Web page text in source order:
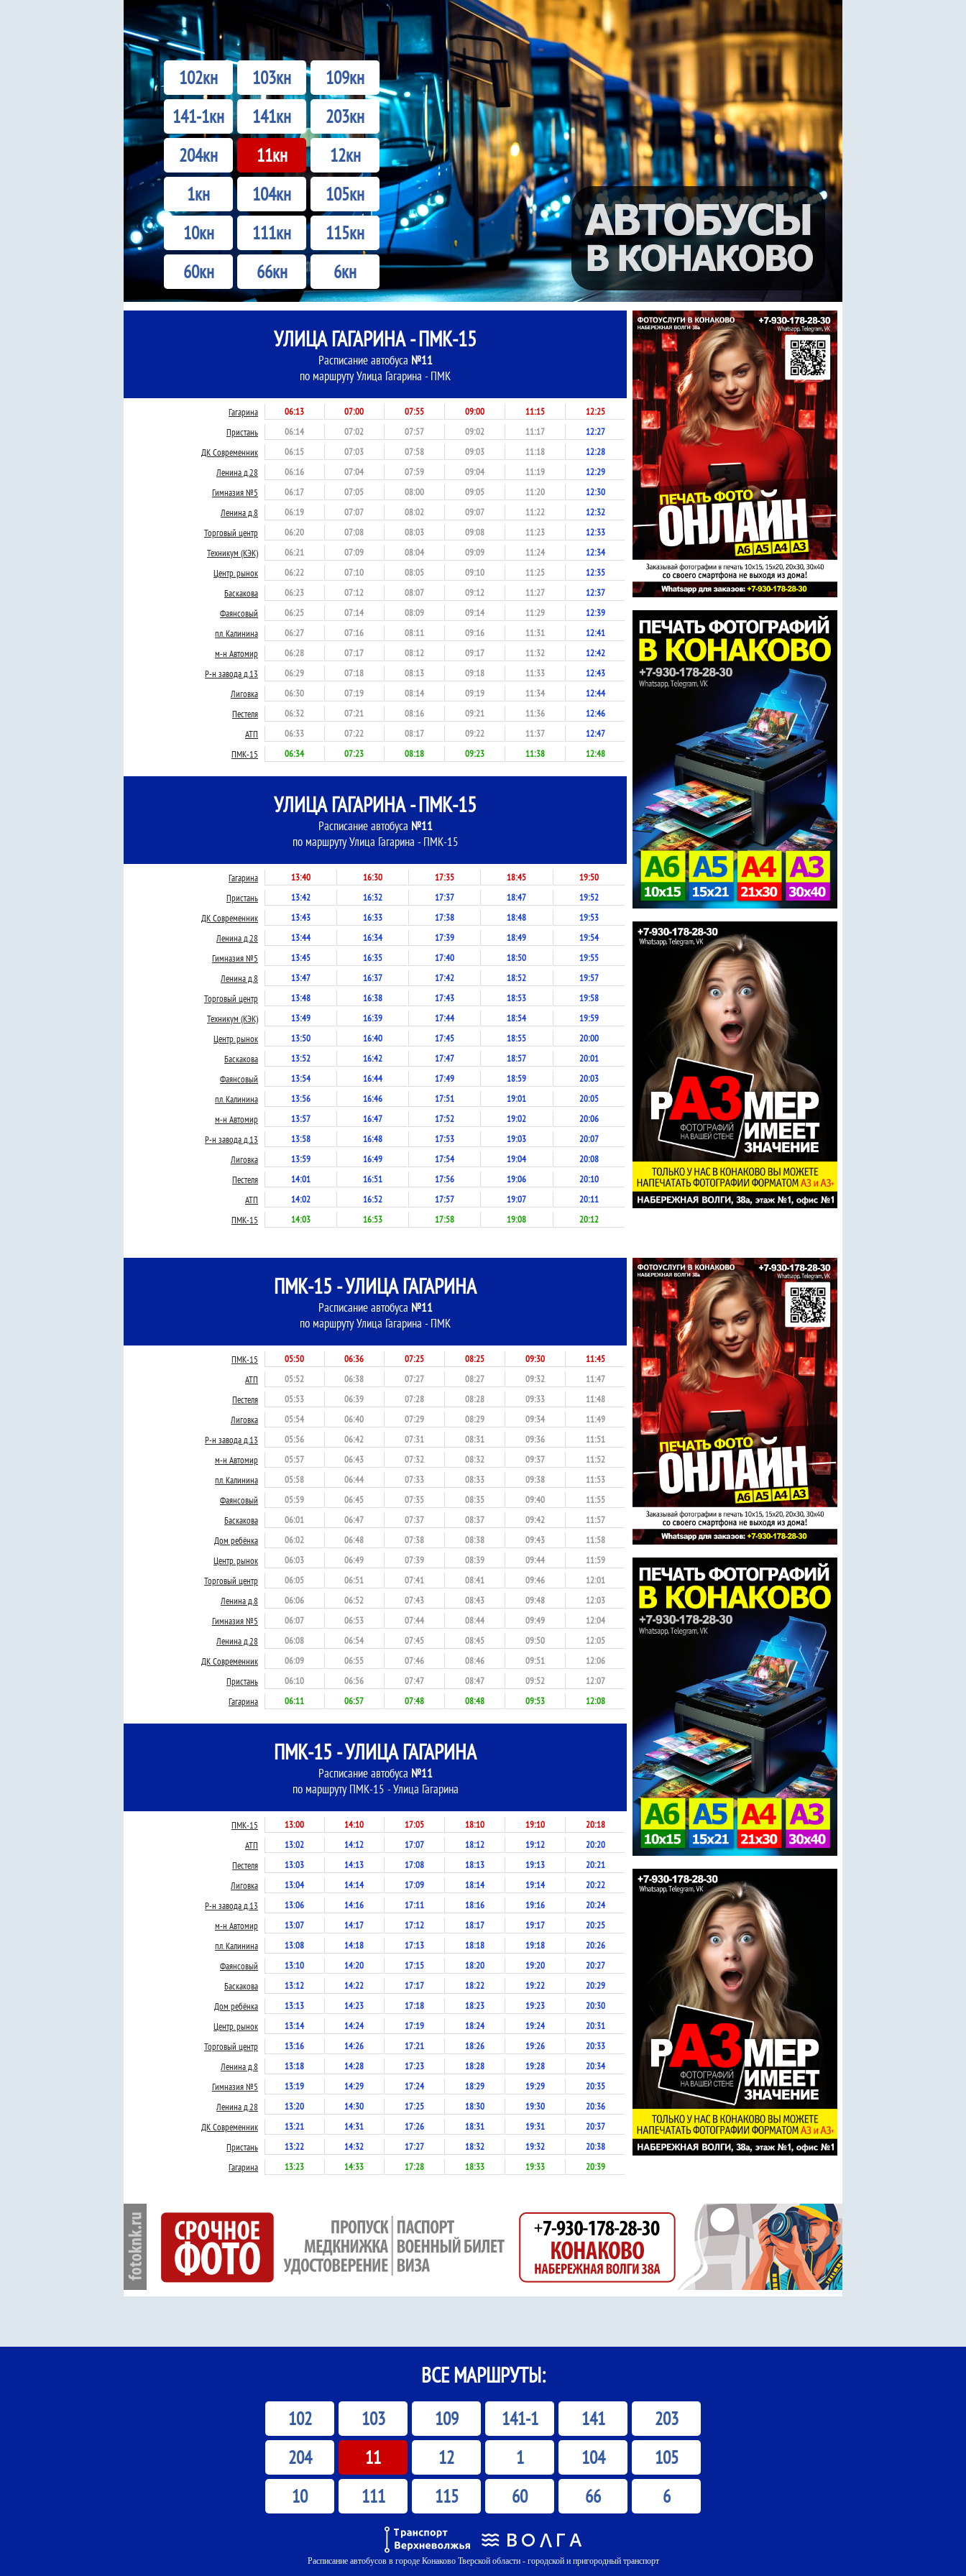
102кн 103кн
109кн
141-1кн
141кн
203кн
204кн
11кн
12кн
1кн
104кн
105кн
10кн
111кн
115кн
60кн
66кн 6кн
УЛИЦА ГАГАРИНА - ПМК-15
Расписание автобуса №11
по маршруту Улица Гагарина - ПМК
Гагарина 06:13 07:00 07:55 09:00 11:15
12:25
Пристань
06:14 07:02 07:57 09:02 11:17
12:27
ДК Современник
06:15 07:03 07:58 09:03 11:18
12:28
Ленина д.28
06:16 07:04 07:59 09:04 11:19
12:29
Гимназия №5
06:17 07:05 08:00 09:05 11:20
12:30
Ленина д.8
06:19 07:07 08:02 09:07 11:22
12:32
Торговый центр
06:20 07:08 08:03 09:08 11:23
12:33
Техникум (КЭК)
06:21 07:09 08:04 09:09 11:24
12:34
Центр. рынок
06:22 07:10 08:05 09:10 11:25
12:35
Баскакова
06:23 07:12 08:07 09:12 11:27
12:37
Фаянсовый
06:25 07:14 08:09 09:14 11:29
12:39
пл. Калинина
06:27 07:16 08:11 09:16 11:31
12:41
м-н Автомир
06:28 07:17 08:12 09:17 11:32
12:42
Р-н завода д.13
06:29 07:18 08:13 09:18 11:33
12:43
Лиговка
06:30 07:19 08:14 09:19 11:34
12:44
Пестеля
06:32 07:21 08:16 09:21 11:36
12:46
АТП
06:33 07:22 08:17 09:22 11:37
12:47
ПМК-15
06:34 07:23 08:18 09:23 11:38 12:48
УЛИЦА ГАГАРИНА - ПМК-15
Расписание автобуса №11
по маршруту Улица Гагарина - ПМК-15
Гагарина 13:40 16:30 17:35 18:45
19:50
Пристань
13:42 16:32 17:37 18:47
19:52
ДК Современник
13:43 16:33 17:38 18:48
19:53
Ленина д.28
13:44 16:34 17:39 18:49
19:54
Гимназия №5
13:45 16:35 17:40 18:50
19:55
Ленина д.8
13:47 16:37 17:42 18:52
19:57
Торговый центр
13:48 16:38 17:43 18:53
19:58
Техникум (КЭК)
13:49 16:39 17:44 18:54
19:59
Центр. рынок
13:50 16:40 17:45 18:55
20:00
Баскакова
13:52 16:42 17:47 18:57
20:01
Фаянсовый
13:54 16:44 17:49 18:59
20:03
пл. Калинина
13:56 16:46 17:51 19:01
20:05
м-н Автомир
13:57 16:47 17:52 19:02
20:06
Р-н завода д.13
13:58 16:48 17:53 19:03
20:07
Лиговка
13:59 16:49 17:54 19:04
20:08
Пестеля
14:01 16:51 17:56 19:06
20:10
АТП
14:02 16:52 17:57 19:07
20:11
ПМК-15
14:03 16:53 17:58 19:08 20:12
ПМК-15 - УЛИЦА ГАГАРИНА
Расписание автобуса №11
по маршруту Улица Гагарина - ПМК
ПМК-15 05:50 06:36 07:25 08:25 09:30
11:45
АТП
05:52 06:38 07:27 08:27 09:32
11:47
Пестеля
05:53 06:39 07:28 08:28 09:33
11:48
Лиговка
05:54 06:40 07:29 08:29 09:34
11:49
Р-н завода д.13
05:56 06:42 07:31 08:31 09:36
11:51
м-н Автомир
05:57 06:43 07:32 08:32 09:37
11:52
пл. Калинина
05:58 06:44 07:33 08:33 09:38
11:53
Фаянсовый
05:59 06:45 07:35 08:35 09:40
11:55
Баскакова
06:01 06:47 07:37 08:37 09:42
11:57
Дом ребёнка
06:02 06:48 07:38 08:38 09:43
11:58
Центр. рынок
06:03 06:49 07:39 08:39 09:44
11:59
Торговый центр
06:05 06:51 07:41 08:41 09:46
12:01
Ленина д.8
06:06 06:52 07:43 08:43 09:48
12:03
Гимназия №5
06:07 06:53 07:44 08:44 09:49
12:04
Ленина д.28
06:08 06:54 07:45 08:45 09:50
12:05
ДК Современник
06:09 06:55 07:46 08:46 09:51
12:06
Пристань
06:10 06:56 07:47 08:47 09:52
12:07
Гагарина
06:11 06:57 07:48 08:48 09:53 12:08
ПМК-15 - УЛИЦА ГАГАРИНА
Расписание автобуса №11
по маршруту ПМК-15 - Улица Гагарина
ПМК-15 13:00 14:10 17:05 18:10 19:10
20:18
АТП
13:02 14:12 17:07 18:12 19:12
20:20
Пестеля
13:03 14:13 17:08 18:13 19:13
20:21
Лиговка
13:04 14:14 17:09 18:14 19:14
20:22
Р-н завода д.13
13:06 14:16 17:11 18:16 19:16
20:24
м-н Автомир
13:07 14:17 17:12 18:17 19:17
20:25
пл. Калинина
13:08 14:18 17:13 18:18 19:18
20:26
Фаянсовый
13:10 14:20 17:15 18:20 19:20
20:27
Баскакова
13:12 14:22 17:17 18:22 19:22
20:29
Дом ребёнка
13:13 14:23 17:18 18:23 19:23
20:30
Центр. рынок
13:14 14:24 17:19 18:24 19:24
20:31
Торговый центр
13:16 14:26 17:21 18:26 19:26
20:33
Ленина д.8
13:18 14:28 17:23 18:28 19:28
20:34
Гимназия №5
13:19 14:29 17:24 18:29 19:29
20:35
Ленина д.28
13:20 14:30 17:25 18:30 19:30
20:36
ДК Современник
13:21 14:31 17:26 18:31 19:31
20:37
Пристань
13:22 14:32 17:27 18:32 19:32
20:38
Гагарина
13:23 14:33 17:28 18:33 19:33 20:39
ВСЕ МАРШРУТЫ:
102 103 109 141-1 141
203
204
11 12 1 104
105
10
111 115 60 66 6
Расписание автобусов в городе Конаково Тверской области - городской и пригородный транспорт